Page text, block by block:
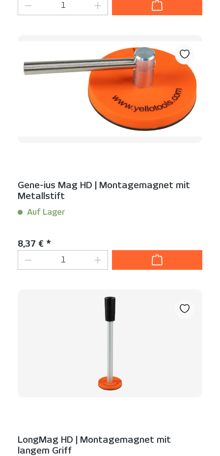
Produkt Anzahl: Gib den
Gene-ius Mag HD | Montagemagnet mit
Metallstift
Auf Lager
Regulärer Preis:
8,37 € *
Produkt Anzahl: Gib den
LongMag HD | Montagemagnet mit
langem Griff